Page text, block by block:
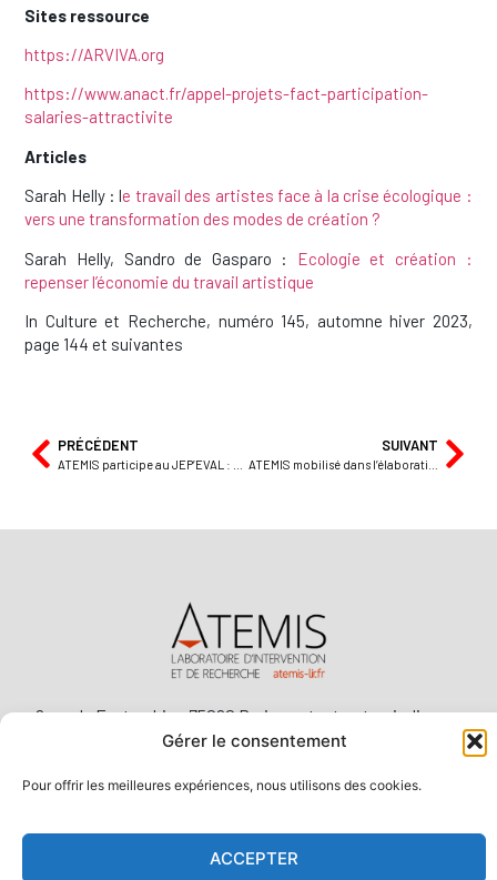
Gérer le consentement
Pour offrir les meilleures expériences, nous utilisons des cookies.
ACCEPTER
Sites ressource
https://ARVIVA.org
https://www.anact.fr/appel-projets-fact-participation-
salaries-attractivite
Articles
Sarah Helly : le travail des artistes face à la crise écologique :
vers une transformation des modes de création ?
Sarah Helly, Sandro de Gasparo : Ecologie et création :
repenser l’économie du travail artistique
In Culture et Recherche, numéro 145, automne hiver 2023,
page 144 et suivantes
PRÉCÉDENT SUIVANT
2 rue de Fontarabie • 75020 Paris contact@atemis-lir.com
01 40 09 09 86
Atemis